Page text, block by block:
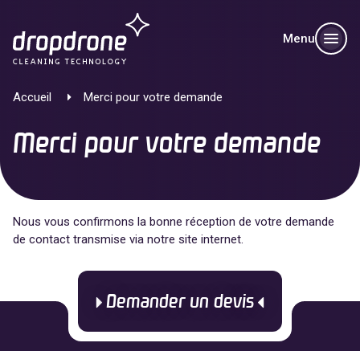
Menu
Merci pour votre demande
Accueil Merci pour votre demande
Nous vous confirmons la bonne réception de votre demande
de contact transmise via notre site internet.
Demander un devis